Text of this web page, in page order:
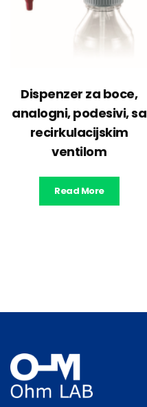
Dispenzer za boce,
analogni, podesivi, sa
recirkulacijskim
ventilom
Read More